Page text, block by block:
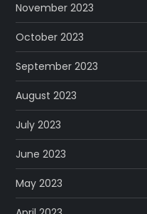
November 2023
October 2023
September 2023
August 2023
July 2023
June 2023
May 2023